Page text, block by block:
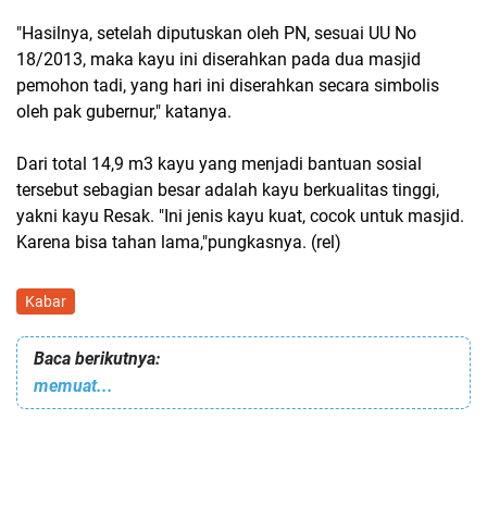
"Hasilnya, setelah diputuskan oleh PN, sesuai UU No
18/2013, maka kayu ini diserahkan pada dua masjid
pemohon tadi, yang hari ini diserahkan secara simbolis
oleh pak gubernur," katanya.
Dari total 14,9 m3 kayu yang menjadi bantuan sosial
tersebut sebagian besar adalah kayu berkualitas tinggi,
yakni kayu Resak. "Ini jenis kayu kuat, cocok untuk masjid.
Karena bisa tahan lama,"pungkasnya. (rel)
Kabar
Baca berikutnya:
memuat...